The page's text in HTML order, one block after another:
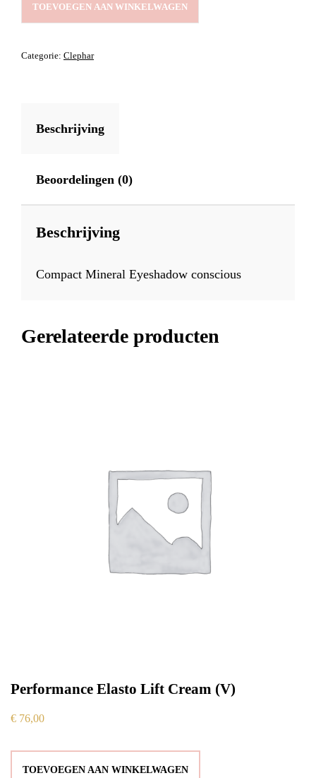
MINERAL
EYESHADOW
AANTAL
TOEVOEGEN AAN WINKELWAGEN
Categorie: Clephar
Beschrijving
Beoordelingen (0)
Beschrijving
Compact Mineral Eyeshadow conscious
Gerelateerde producten
Performance Elasto Lift Cream (V)
€ 76,00
TOEVOEGEN AAN WINKELWAGEN